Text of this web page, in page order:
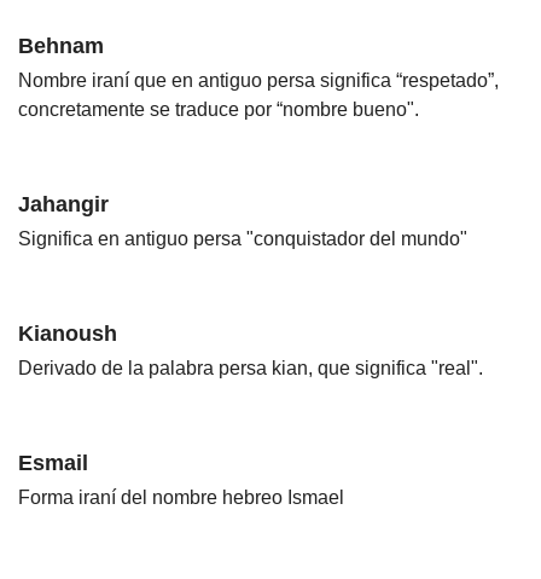
Behnam
Nombre iraní que en antiguo persa significa “respetado”,
concretamente se traduce por “nombre bueno".
Jahangir
Significa en antiguo persa "conquistador del mundo"
Kianoush
Derivado de la palabra persa kian, que significa "real".
Esmail
Forma iraní del nombre hebreo Ismael